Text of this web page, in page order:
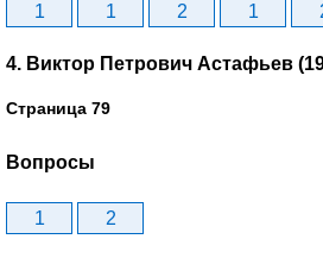
1 1 2 1
4. Виктор Петрович Астафьев
Страница 79
Вопросы
1 2